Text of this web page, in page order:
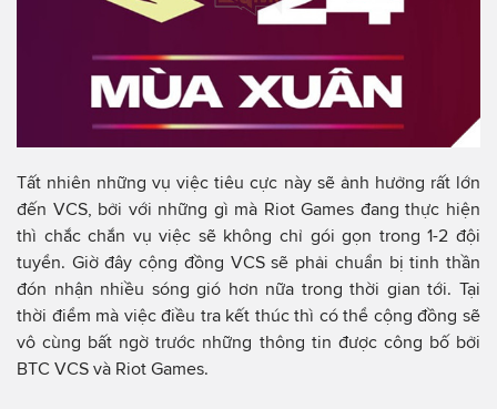
Tất nhiên những vụ việc tiêu cực này sẽ ảnh hưởng rất lớn
đến VCS, bởi với những gì mà Riot Games đang thực hiện
thì chắc chắn vụ việc sẽ không chỉ gói gọn trong 1-2 đội
tuyển. Giờ đây cộng đồng VCS sẽ phải chuẩn bị tinh thần
đón nhận nhiều sóng gió hơn nữa trong thời gian tới. Tại
thời điểm mà việc điều tra kết thúc thì có thể cộng đồng sẽ
vô cùng bất ngờ trước những thông tin được công bố bởi
BTC VCS và Riot Games.